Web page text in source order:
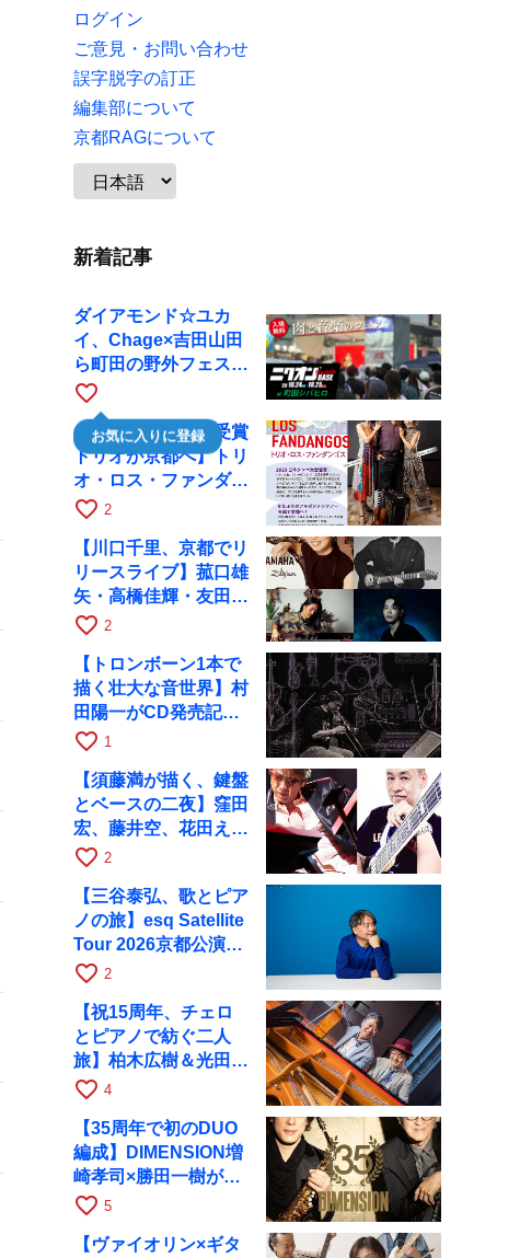
ログイン
ご意見・お問い合わせ
誤字脱字の訂正
編集部について
京都RAGについて
新着記事
ダイアモンド☆ユカ
イ、Chage×吉田山田
ら町田の野外フェスに
出演
favorite_border
お気に入りに登録
【日本タンゴ大賞受賞
トリオが京都へ】トリ
オ・ロス・ファンダン
ゴスが10月9日にRAG
favorite_border 2
【川口千里、京都でリ
リースライブ】菰口雄
矢・高橋佳輝・友田ジ
ュンと9月28日にRAG
favorite_border 2
【トロンボーン1本で
描く壮大な音世界】村
田陽一がCD発売記念
ツアーで9月4日に京
favorite_border 1
【須藤満が描く、鍵盤
とベースの二夜】窪田
宏、藤井空、花田えみ
と京都RAGで共演
favorite_border 2
【三谷泰弘、歌とピア
ノの旅】esq Satellite
Tour 2026京都公演を
10月に開催
favorite_border 2
【祝15周年、チェロ
とピアノで紡ぐ二人
旅】柏木広樹＆光田健
一が11月12日に京都
favorite_border 4
【35周年で初のDUO
編成】DIMENSION増
崎孝司×勝田一樹が10
月11日に京都RAGへ
favorite_border 5
【ヴァイオリン×ギタ